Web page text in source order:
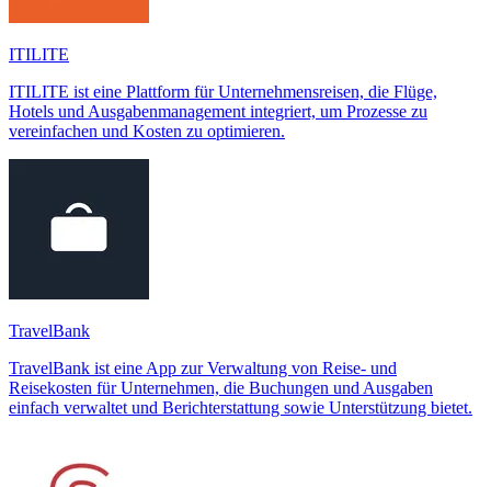
ITILITE
ITILITE ist eine Plattform für Unternehmensreisen, die Flüge,
Hotels und Ausgabenmanagement integriert, um Prozesse zu
vereinfachen und Kosten zu optimieren.
TravelBank
TravelBank ist eine App zur Verwaltung von Reise- und
Reisekosten für Unternehmen, die Buchungen und Ausgaben
einfach verwaltet und Berichterstattung sowie Unterstützung bietet.